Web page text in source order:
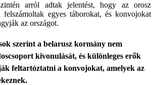
arról adtak jelentést, hogy az orosz
felszámoltak egyes táborokat, és konvojokat
az országot.
szerint a belarusz kormány nem
kivonulását, és különleges erők
feltartóztatni a konvojokat, amelyek az